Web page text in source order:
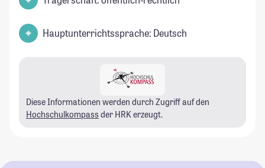
Hauptunterrichtssprache: Deutsch
Diese Informationen werden durch Zugriff auf den
Hochschulkompass der HRK erzeugt.